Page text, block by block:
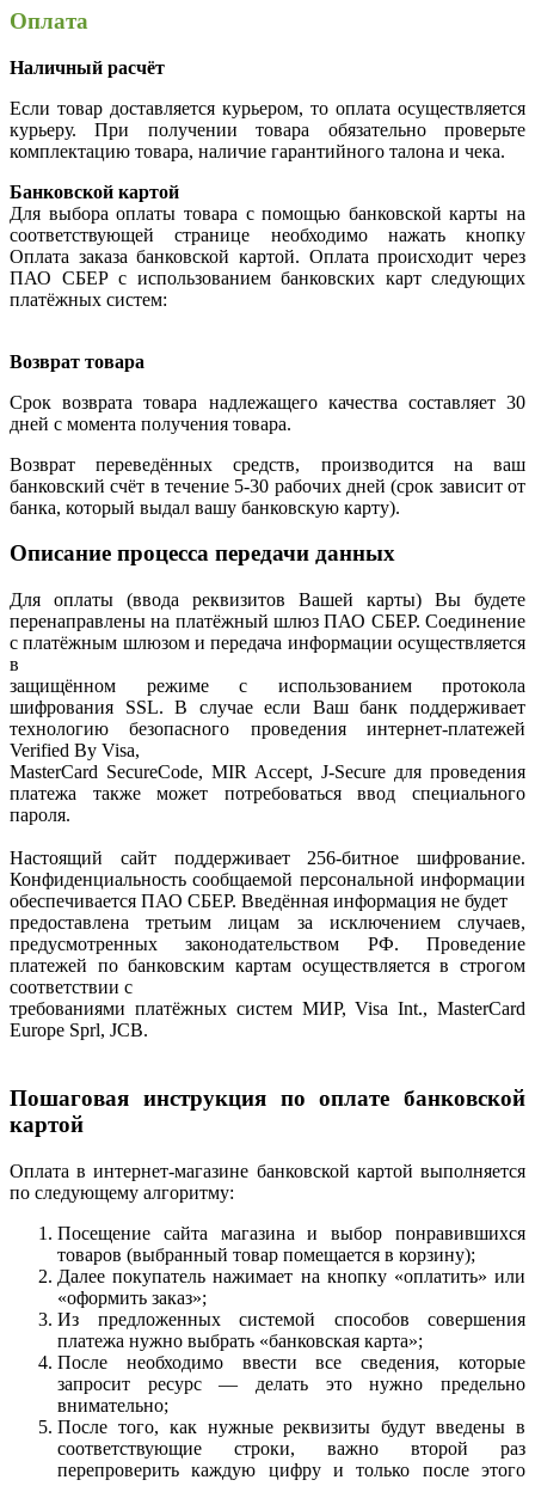
Оплата
Наличный расчёт
Если товар доставляется курьером, то оплата осуществляется
курьеру. При получении товара обязательно проверьте
комплектацию товара, наличие гарантийного талона и чека.
Банковской картой
Для выбора оплаты товара с помощью банковской карты на
соответствующей странице необходимо нажать кнопку
Оплата заказа банковской картой. Оплата происходит через
ПАО СБЕР с использованием банковских карт следующих
платёжных систем:
Возврат товара
Срок возврата товара надлежащего качества составляет 30
дней с момента получения товара.
Возврат переведённых средств, производится на ваш
банковский счёт в течение 5-30 рабочих дней (срок зависит от
банка, который выдал вашу банковскую карту).
Описание процесса передачи данных
Для оплаты (ввода реквизитов Вашей карты) Вы будете
перенаправлены на платёжный шлюз ПАО СБЕР. Соединение
с платёжным шлюзом и передача информации осуществляется
в
защищённом режиме с использованием протокола
шифрования SSL. В случае если Ваш банк поддерживает
технологию безопасного проведения интернет-платежей
Verified By Visa,
MasterCard SecureCode, MIR Accept, J-Secure для проведения
платежа также может потребоваться ввод специального
пароля.
Настоящий сайт поддерживает 256-битное шифрование.
Конфиденциальность сообщаемой персональной информации
обеспечивается ПАО СБЕР. Введённая информация не будет
предоставлена третьим лицам за исключением случаев,
предусмотренных законодательством РФ. Проведение
платежей по банковским картам осуществляется в строгом
соответствии с
требованиями платёжных систем МИР, Visa Int., MasterCard
Europe Sprl, JCB.
Пошаговая инструкция по оплате банковской
картой
Оплата в интернет-магазине банковской картой выполняется
по следующему алгоритму:
Посещение сайта магазина и выбор понравившихся
товаров (выбранный товар помещается в корзину);
Далее покупатель нажимает на кнопку «оплатить» или
«оформить заказ»;
Из предложенных системой способов совершения
платежа нужно выбрать «банковская карта»;
После необходимо ввести все сведения, которые
запросит ресурс — делать это нужно предельно
внимательно;
После того, как нужные реквизиты будут введены в
соответствующие строки, важно второй раз
перепроверить каждую цифру и только после этого